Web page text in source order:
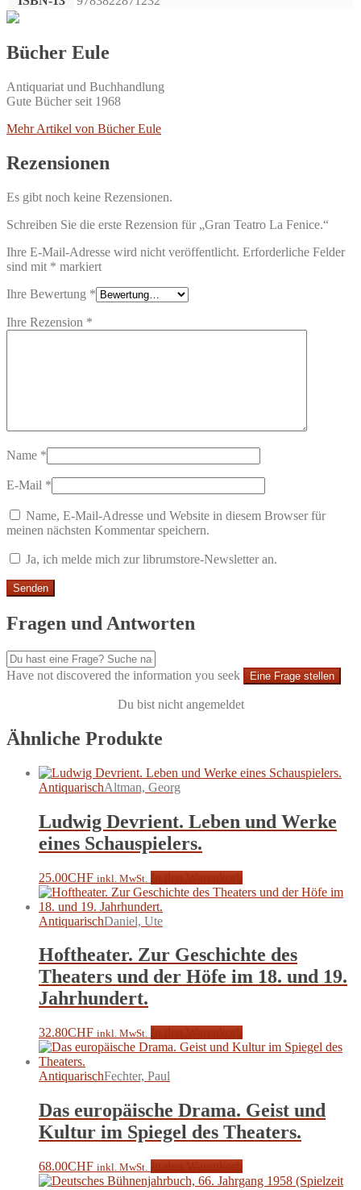
Bücher Eule
Antiquariat und Buchhandlung
Gute Bücher seit 1968
Mehr Artikel von Bücher Eule
Rezensionen
Es gibt noch keine Rezensionen.
Schreiben Sie die erste Rezension für „Gran Teatro La Fenice.“
Ihre E-Mail-Adresse wird nicht veröffentlicht. Erforderliche Felder
sind mit * markiert
Ihre Bewertung *
Ihre Rezension *
Name *
E-Mail *
Name, E-Mail-Adresse und Website in diesem Browser für
meinen nächsten Kommentar speichern.
Ja, ich melde mich zur librumstore-Newsletter an.
Fragen und Antworten
Have not discovered the information you seek Eine Frage stellen
Du bist nicht angemeldet
Ähnliche Produkte
AntiquarischAltman, Georg
Ludwig Devrient. Leben und Werke
eines Schauspielers.
25.00CHF inkl. MwSt.
AntiquarischDaniel, Ute
Hoftheater. Zur Geschichte des
Theaters und der Höfe im 18. und 19.
Jahrhundert.
32.80CHF inkl. MwSt.
AntiquarischFechter, Paul
Das europäische Drama. Geist und
Kultur im Spiegel des Theaters.
68.00CHF inkl. MwSt.